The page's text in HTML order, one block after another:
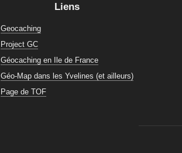
Liens
Geocaching
Project GC
Géocaching en Ile de France
Géo-Map dans les Yvelines (et ailleurs)
Page de TOF